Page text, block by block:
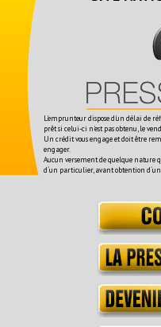
L'emprunteur dispose d'un délai de
prêt si celui-ci n'est pas obtenu, le
Un crédit vous engage et doit être
engager.
Aucun versement de quelque nature
d´un particulier, avant obtention d´un